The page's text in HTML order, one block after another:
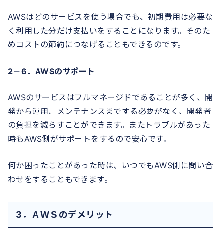
AWSはどのサービスを使う場合でも、初期費用は必要な
く利用した分だけ支払いをすることになります。そのた
めコストの節約につなげることもできるのです。
2－6．AWSのサポート
AWSのサービスはフルマネージドであることが多く、開
発から運用、メンテナンスまでする必要がなく、開発者
の負担を減らすことができます。またトラブルがあった
時もAWS側がサポートをするので安心です。
何か困ったことがあった時は、いつでもAWS側に問い合
わせをすることもできます。
3．ＡＷＳのデメリット